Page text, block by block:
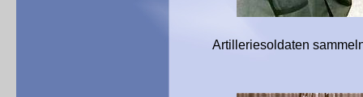
Artilleriesoldaten sammeln